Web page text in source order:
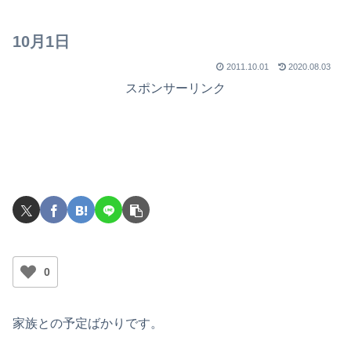
10月1日
2011.10.01 2020.08.03
スポンサーリンク
0
家族との予定ばかりです。